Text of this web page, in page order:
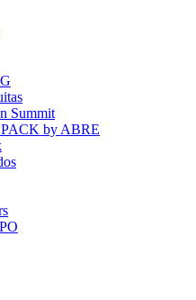
Summit
by ABRE